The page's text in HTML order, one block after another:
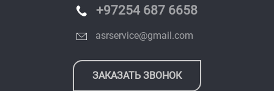
+97254 687 6658
asrservice@gmail.com
ЗАКАЗАТЬ ЗВОНОК